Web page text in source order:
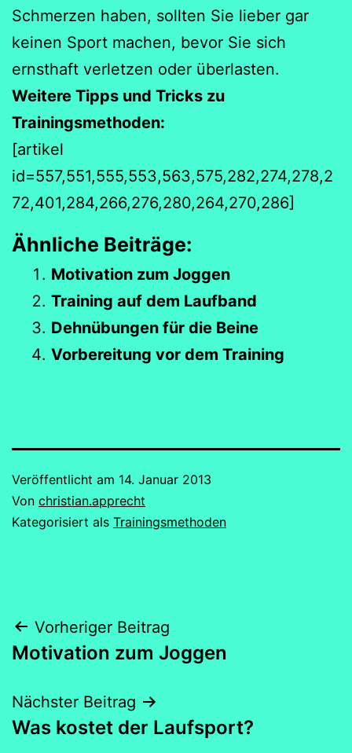
Schmerzen haben, sollten Sie lieber gar
keinen Sport machen, bevor Sie sich
ernsthaft verletzen oder überlasten.
Weitere Tipps und Tricks zu
Trainingsmethoden:
[artikel
id=557,551,555,553,563,575,282,274,278,2
72,401,284,266,276,280,264,270,286]
Ähnliche Beiträge:
Motivation zum Joggen
Training auf dem Laufband
Dehnübungen für die Beine
Vorbereitung vor dem Training
Veröffentlicht am 14. Januar 2013
Von christian.apprecht
Kategorisiert als Trainingsmethoden
Beitragsnavigation
Vorheriger Beitrag
Motivation zum Joggen
Nächster Beitrag
Was kostet der Laufsport?